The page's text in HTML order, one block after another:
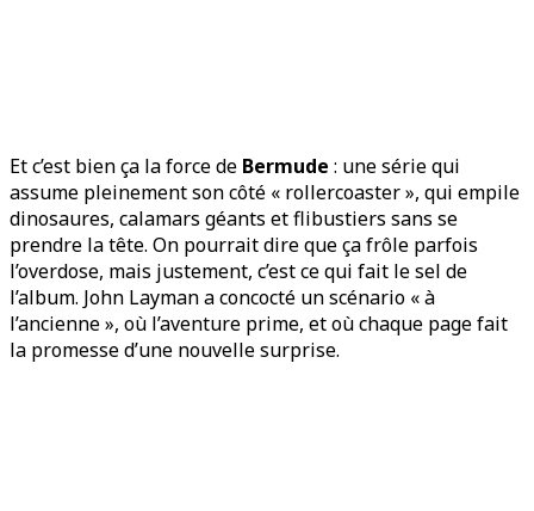
Et c’est bien ça la force de Bermude : une série qui
assume pleinement son côté « rollercoaster », qui empile
dinosaures, calamars géants et flibustiers sans se
prendre la tête. On pourrait dire que ça frôle parfois
l’overdose, mais justement, c’est ce qui fait le sel de
l’album. John Layman a concocté un scénario « à
l’ancienne », où l’aventure prime, et où chaque page fait
la promesse d’une nouvelle surprise.